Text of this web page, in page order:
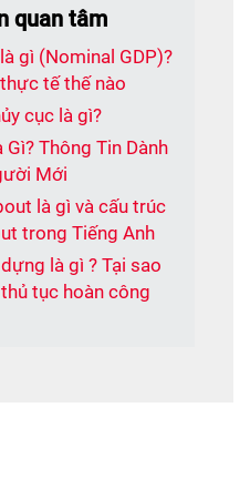
quan tâm
gì (Nominal GDP)?
tế thế nào
cục là gì?
Gì? Thông Tin Dành
Mới
là gì và cấu trúc
trong Tiếng Anh
là gì ? Tại sao
tục hoàn công